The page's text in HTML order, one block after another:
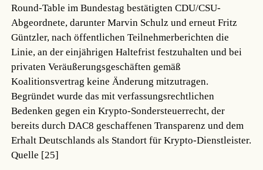
Round-Table im Bundestag bestätigten CDU/CSU-
Abgeordnete, darunter Marvin Schulz und erneut Fritz
Güntzler, nach öffentlichen Teilnehmerberichten die
Linie, an der einjährigen Haltefrist festzuhalten und bei
privaten Veräußerungsgeschäften gemäß
Koalitionsvertrag keine Änderung mitzutragen.
Begründet wurde das mit verfassungsrechtlichen
Bedenken gegen ein Krypto-Sondersteuerrecht, der
bereits durch DAC8 geschaffenen Transparenz und dem
Erhalt Deutschlands als Standort für Krypto-Dienstleister.
Quelle [25]